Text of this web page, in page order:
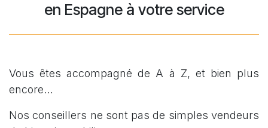
en Espagne à votre service​
Vous êtes accompagné de A à Z, et bien plus
encore…
Nos conseillers ne sont pas de simples vendeurs